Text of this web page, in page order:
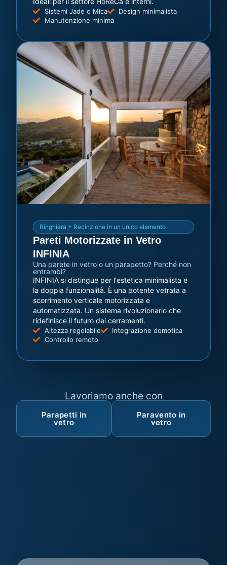
Sistemi Jade o Mica
Design minimalista
Manutenzione minima
Ringhiera + Recinzione in un unico elemento
Pareti Motorizzate in Vetro
INFINIA
Una parete in vetro o un parapetto? Perché non
entrambi?
INFINIA si distingue per l'estetica minimalista e
la doppia funzionalità. È una potente vetrata a
scorrimento verticale motorizzata e
automatizzata. Un sistema rivoluzionario che
ridefinisce il futuro dei cerramenti.
Altezza regolabile
Integrazione domotica
Controllo remoto
Lavoriamo anche con
Parapetti in
vetro
Paravento in
vetro